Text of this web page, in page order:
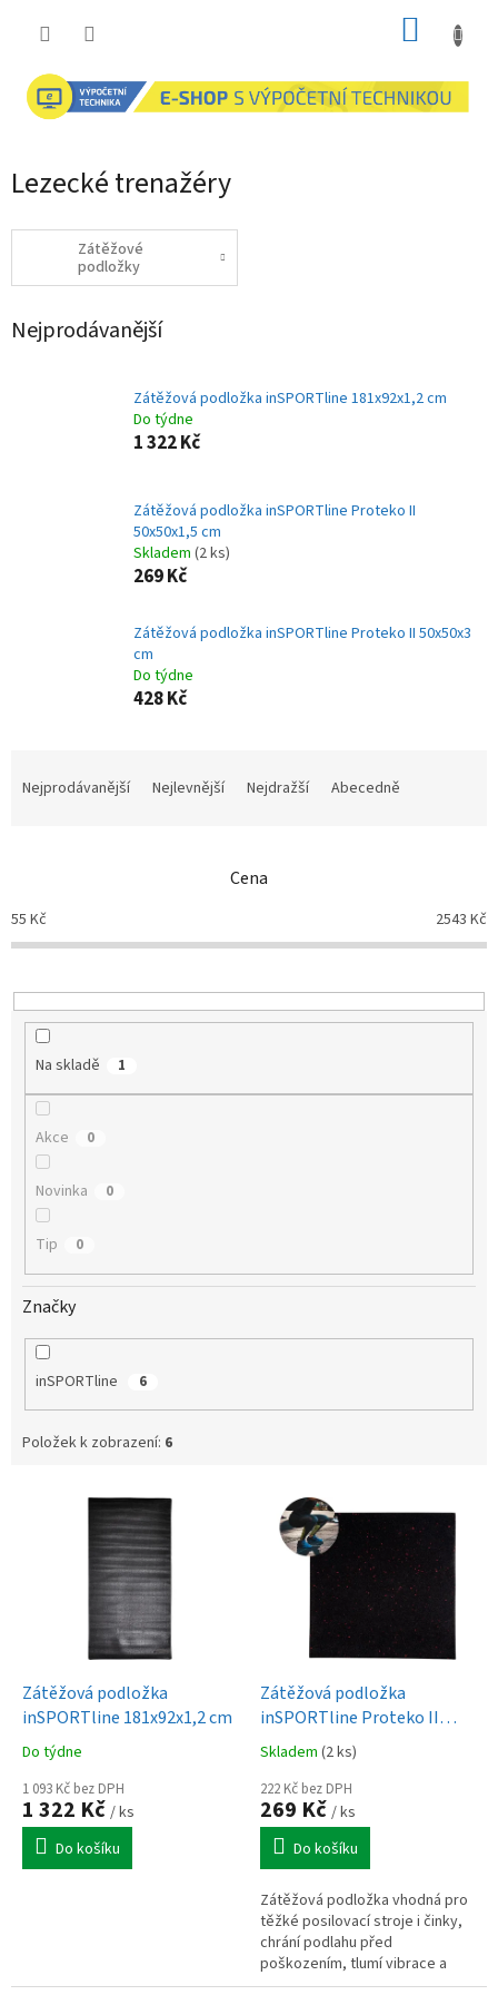
Lezecké trenažéry
Zátěžové
podložky
Nejprodávanější
Zátěžová podložka inSPORTline 181x92x1,2 cm
Do týdne
1 322 Kč
Zátěžová podložka inSPORTline Proteko II
50x50x1,5 cm
Skladem (2 ks)
269 Kč
Zátěžová podložka inSPORTline Proteko II 50x50x3
cm
Do týdne
428 Kč
p
r
o
u
Nejprodávanější Nejlevnější Nejdražší Abecedně
Cena
55 Kč 2543 Kč
Na skladě 1
Akce 0
Novinka 0
Tip 0
Značky
inSPORTline 6
Položek k zobrazení: 6
Zátěžová podložka
inSPORTline 181x92x1,2 cm
Do týdne
1 093 Kč bez DPH
1 322 Kč / ks
Do košíku
Zátěžová podložka
inSPORTline Proteko II
50x50x1,5 cm
Skladem (2 ks)
222 Kč bez DPH
269 Kč / ks
Do košíku
Zátěžová podložka vhodná pro
těžké posilovací stroje i činky,
chrání podlahu před
poškozením, tlumí vibrace a
hluk.